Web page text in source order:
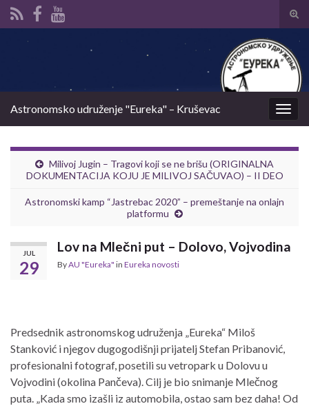
Astronomsko udruženje "Eureka" – Kruševac
Milivoj Jugin – Tragovi koji se ne brišu (ORIGINALNA
DOKUMENTACIJA KOJU JE MILIVOJ SAČUVAO) – II DEO
Astronomski kamp “Jastrebac 2020” – premeštanje na onlajn
platformu
JUL
29
Lov na Mlečni put – Dolovo, Vojvodina
ByAU "Eureka" in Eureka novosti
Predsednik astronomskog udruženja „Eureka“ Miloš
Stanković i njegov dugogodišnji prijatelj Stefan Pribanović,
profesionalni fotograf, posetili su vetropark u Dolovu u
Vojvodini (okolina Pančeva). Cilj je bio snimanje Mlečnog
puta. „Kada smo izašli iz automobila, ostao sam bez daha! Od